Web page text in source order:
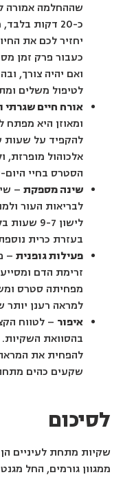
שההחלמה אמורה
כ-20 דקות
יחזיר לכם את
כעבור פרק זמן
ואם יהיה צורך,
לטיפול משלים
אורח חיים שגרתי
ומאוזן היא
להקפיד על שעות
אלכוהול
הסטרס בחיי היום-
שינה מספקת–
לבריאות העור
לישון 9-
בעזרת כרית
פעילות גופנית–
זרימת הדם
מפחיתה סטרס
למראה רענן יותר
איפור – לטווח
בהסוואת השקיות.
להפחית את המראה
שקעים כהים
לסיכום
שקיות מתחת לעיניים
ממגוון גורמים, החל